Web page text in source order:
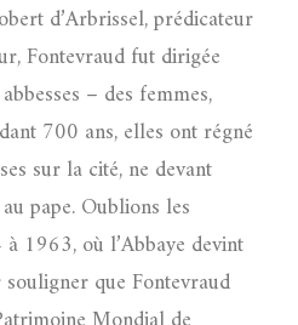
d’Arbrissel, prédicateur
Fontevraud fut dirigée
– des femmes,
700 ans, elles ont régné
sur la cité, ne devant
pape. Oublions les
1963, où l’Abbaye devint
que Fontevraud